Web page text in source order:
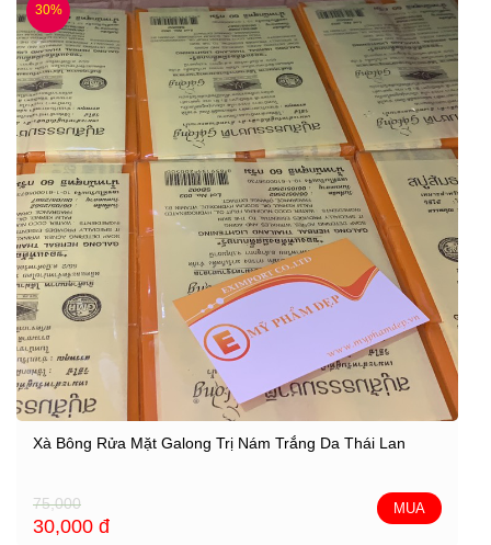
30%
Xà Bông Rửa Mặt Galong Trị Nám Trắng Da Thái Lan
75,000
30,000 đ
MUA